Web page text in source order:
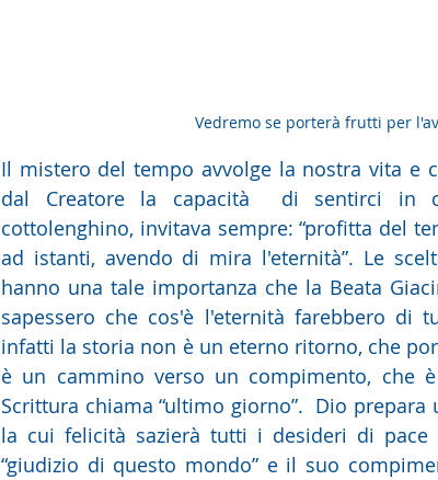
Vedremo se porterà frutti per
Il mistero del tempo avvolge la nostra vita e
dal Creatore la capacità  di sentirci in
cottolenghino, invitava sempre: “profitta del
ad istanti, avendo di mira l'eternità”. Le
hanno una tale importanza che la Beata
sapessero che cos'è l'eternità farebbero di
infatti la storia non è un eterno ritorno, che
è un cammino verso un compimento, che
Scrittura chiama “ultimo giorno”.  Dio
la cui felicità sazierà tutti i desideri di
“giudizio di questo mondo” e il suo